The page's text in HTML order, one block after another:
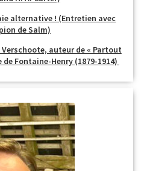
alternative ! (Entretien avec
de Salm)
auteur de « Partout
de Fontaine-Henry (1879-1914)